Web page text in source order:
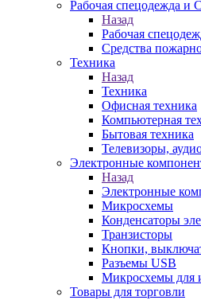
Рабочая спецодежда и
Назад
Рабочая
Средства
Техника
Назад
Техника
Офисная техника
Компьютерная
Бытовая техника
Телевизоры,
Электронные
Назад
Электронные
Микросхемы
Конденсаторы
Транзисторы
Кнопки,
Разъемы USB
Микросхемы для
Товары для торговли